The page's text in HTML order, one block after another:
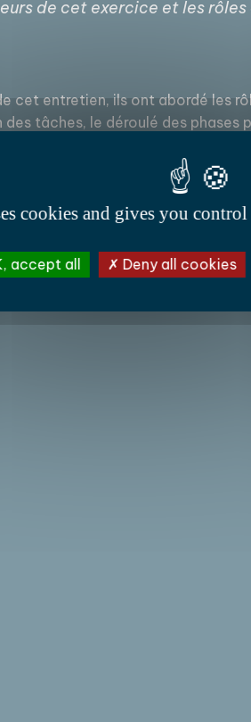
de cet exercice et les rôles
cet entretien, ils ont abordé les
tâches, le déroulé des
juste équilibre entre
dans Entourages n° 80.
cookies and gives you
accept all Deny all cookies